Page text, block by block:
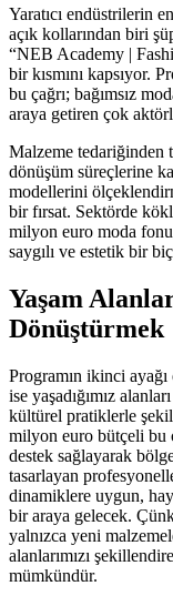
Yaratıcı endüstrilerin
açık kollarından biri
“NEB Academy |
bir kısmını kapsıyor.
bu çağrı; bağımsız
araya getiren çok
Malzeme tedariğinden
dönüşüm süreçlerine
modellerini
bir fırsat. Sektörde
milyon euro moda
saygılı ve estetik bir
Yaşam
Dönüştürmek
Programın ikinci
ise yaşadığımız
kültürel pratiklerle
milyon euro bütçeli bu
destek sağlayarak
tasarlayan
dinamiklere uygun,
bir araya gelecek.
yalnızca yeni
alanlarımızı
mümkündür.